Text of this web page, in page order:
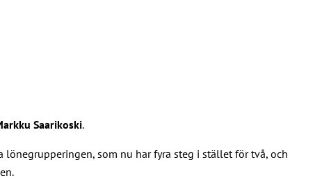
Saarikoski.
som nu har fyra steg i stället för två, och